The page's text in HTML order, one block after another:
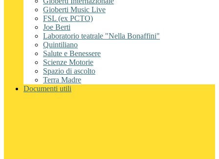
Gioberti Music Live
FSL (ex PCTO)
Joe Berti
Laboratorio teatrale "Nella Bonaffini"
Quintiliano
Salute e Benessere
Scienze Motorie
Spazio di ascolto
Terra Madre
Documenti utili